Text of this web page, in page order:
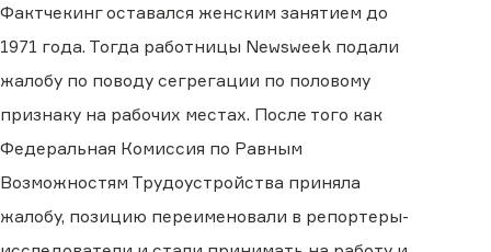
Фактчекинг оставался женским занятием до
1971 года. Тогда работницы Newsweek подали
жалобу по поводу сегрегации по половому
признаку на рабочих местах. После того как
Федеральная Комиссия по Равным
Возможностям Трудоустройства приняла
жалобу, позицию переименовали в репортеры-